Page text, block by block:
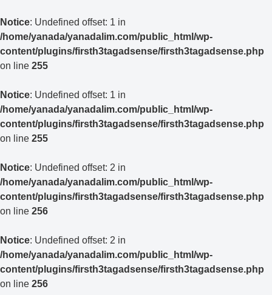
Notice: Undefined offset: 1 in
/home/yanada/yanadalim.com/public_html/wp-
content/plugins/firsth3tagadsense/firsth3tagadsense.php
on line 255
Notice: Undefined offset: 1 in
/home/yanada/yanadalim.com/public_html/wp-
content/plugins/firsth3tagadsense/firsth3tagadsense.php
on line 255
Notice: Undefined offset: 2 in
/home/yanada/yanadalim.com/public_html/wp-
content/plugins/firsth3tagadsense/firsth3tagadsense.php
on line 256
Notice: Undefined offset: 2 in
/home/yanada/yanadalim.com/public_html/wp-
content/plugins/firsth3tagadsense/firsth3tagadsense.php
on line 256